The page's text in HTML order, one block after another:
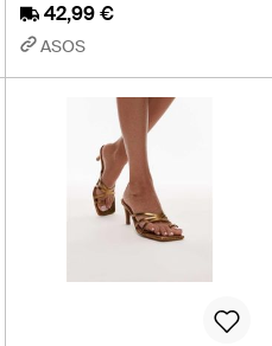
42,99 €
ASOS